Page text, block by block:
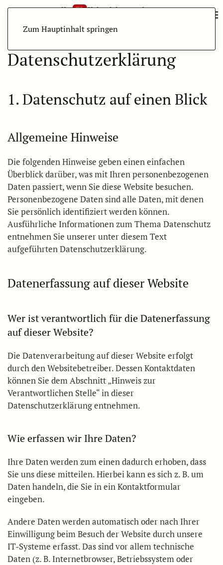
Zum Hauptinhalt springen
Datenschutz­erklärung
1. Datenschutz auf einen Blick
Allgemeine Hinweise
Die folgenden Hinweise geben einen einfachen
Überblick darüber, was mit Ihren personenbezogenen
Daten passiert, wenn Sie diese Website besuchen.
Personenbezogene Daten sind alle Daten, mit denen
Sie persönlich identifiziert werden können.
Ausführliche Informationen zum Thema Datenschutz
entnehmen Sie unserer unter diesem Text
aufgeführten Datenschutzerklärung.
Datenerfassung auf dieser Website
Wer ist verantwortlich für die Datenerfassung
auf dieser Website?
Die Datenverarbeitung auf dieser Website erfolgt
durch den Websitebetreiber. Dessen Kontaktdaten
können Sie dem Abschnitt „Hinweis zur
Verantwortlichen Stelle“ in dieser
Datenschutzerklärung entnehmen.
Wie erfassen wir Ihre Daten?
Ihre Daten werden zum einen dadurch erhoben, dass
Sie uns diese mitteilen. Hierbei kann es sich z. B. um
Daten handeln, die Sie in ein Kontaktformular
eingeben.
Andere Daten werden automatisch oder nach Ihrer
Einwilligung beim Besuch der Website durch unsere
IT-Systeme erfasst. Das sind vor allem technische
Daten (z. B. Internetbrowser, Betriebssystem oder